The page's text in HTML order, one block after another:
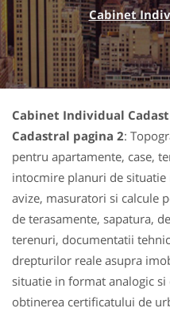
Cabinet
Cabinet Individual
Cadastral pagina 2:
pentru apartamente, case,
intocmire planuri de
avize, masuratori si calcule
de terasamente, sapatura,
terenuri, documentatii
drepturilor reale asupra
situatie in format analogic
obtinerea certificatului de